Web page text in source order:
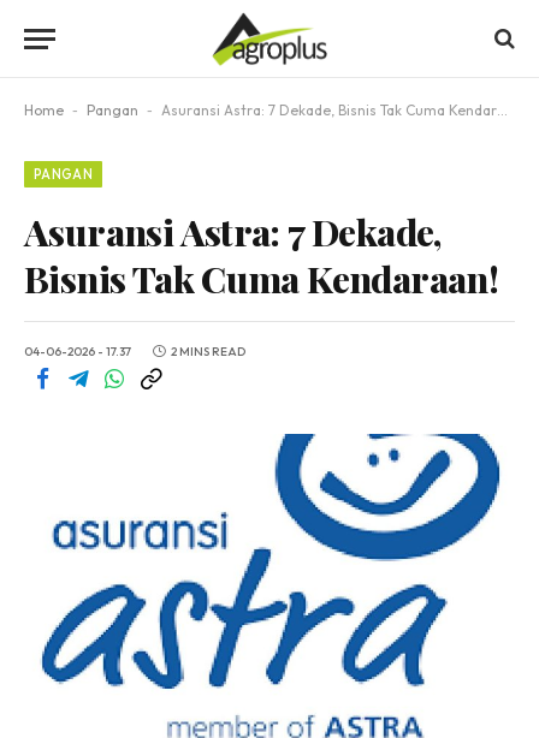
Home - Pangan - Asuransi Astra: 7 Dekade, Bisnis Tak Cuma Kendaraan!
PANGAN
Asuransi Astra: 7 Dekade,
Bisnis Tak Cuma Kendaraan!
04-06-2026 - 17.37 2 MINS READ